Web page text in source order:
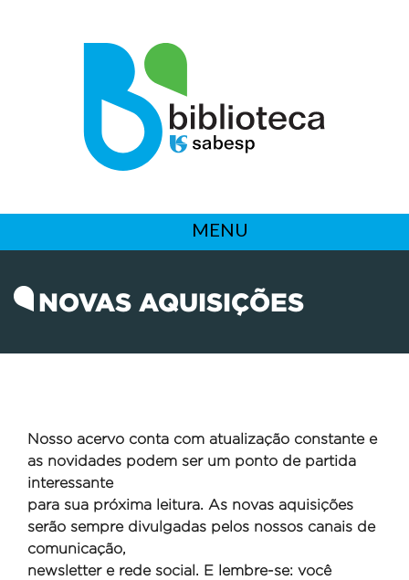
MENU
NOVAS AQUISIÇÕES
Nosso acervo conta com atualização constante e
as novidades podem ser um ponto de partida
interessante
para sua próxima leitura. As novas aquisições
serão sempre divulgadas pelos nossos canais de
comunicação,
newsletter e rede social. E lembre-se: você